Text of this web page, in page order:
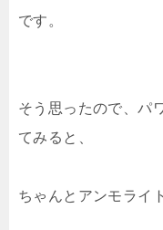
です。
そう思ったので、パ
てみると、
ちゃんとアンモライ